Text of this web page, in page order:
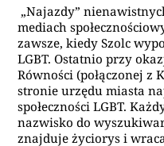
„Najazdy”
mediach
zawsze, kiedy Szolc
LGBT. Ostatnio przy
Równości (połączonej z
stronie urzędu miasta
społeczności LGBT.
nazwisko do
znajduje życiorys i